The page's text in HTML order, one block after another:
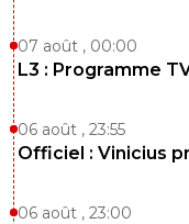
07 août , 00:00
L3 : Programme
06 août , 23:55
Officiel : Vinicius
06 août , 23:00